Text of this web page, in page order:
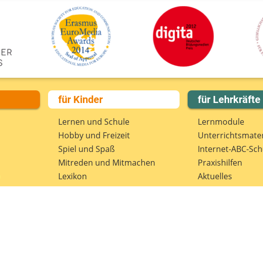
für Kinder
Lernen und Schule
Hobby und Freizeit
Spiel und Spaß
Mitreden und Mitmachen
Lexikon
Datenschutz
für Lehrkräfte
Lernmodule
Internet-ABC-
Praxishilfen
Aktuelles